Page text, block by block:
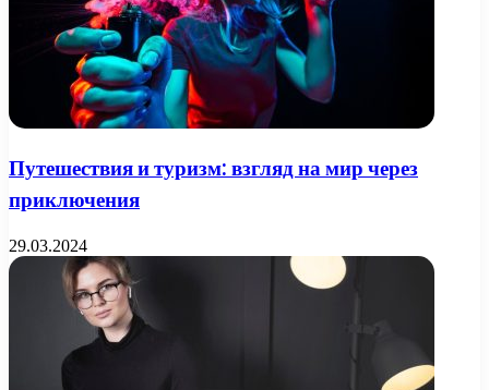
Путешествия и туризм: взгляд на мир через
приключения
29.03.2024